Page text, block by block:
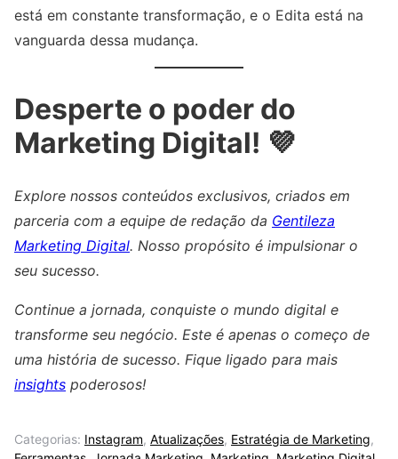
está em constante transformação, e o Edita está na
vanguarda dessa mudança.
Desperte o poder do
Marketing Digital! 💜
Explore nossos conteúdos exclusivos, criados em
parceria com a equipe de redação da Gentileza
Marketing Digital. Nosso propósito é impulsionar o
seu sucesso.
Continue a jornada, conquiste o mundo digital e
transforme seu negócio. Este é apenas o começo de
uma história de sucesso. Fique ligado para mais
insights poderosos!
Categorias: Instagram, Atualizações, Estratégia de Marketing,